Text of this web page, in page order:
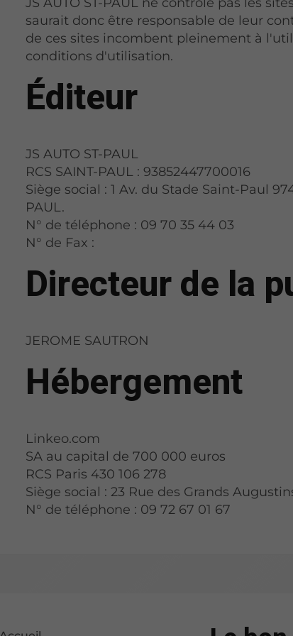
saurait donc être responsable de leur
de ces sites incombent pleinement à
conditions d'utilisation.
Éditeur
JS AUTO ST-PAUL
RCS SAINT-PAUL : 93852447700016
Siège social : 1 Av. du Stade Saint-Paul
PAUL.
N° de téléphone : 09 70 35 44 03
N° de Fax :
Directeur de la
JEROME SAUTRON
Hébergement
Linkeo.com
SA au capital de 700 000 euros
RCS Paris 430 106 278
Siège social : 23 Rue des Grands
N° de téléphone : 09 72 67 01 67